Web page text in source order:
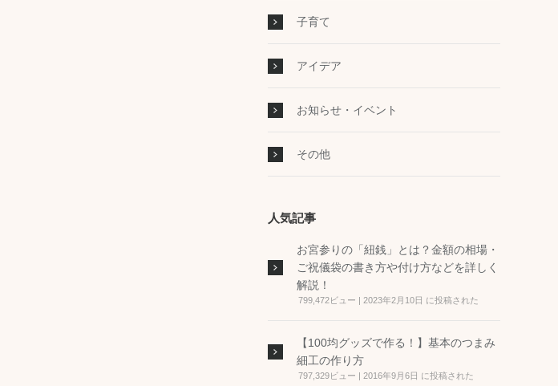
子育て
アイデア
お知らせ・イベント
その他
人気記事
お宮参りの「紐銭」とは？金額の相場・
ご祝儀袋の書き方や付け方などを詳しく
解説！
799,472ビュー | 2023年2月10日 に投稿された
【100均グッズで作る！】基本のつまみ
細工の作り方
797,329ビュー | 2016年9月6日 に投稿された